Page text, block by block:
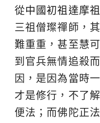
從中國初祖達摩
三祖僧璨禪師，
難重重，甚至慧
到官兵無情追殺
因，是因為當時
才是修行，不了
便法；而佛陀正